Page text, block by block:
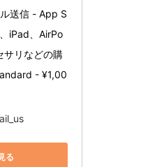
送信 - App S
iPad、AirPo
サリなどの購
- ¥1,00
る